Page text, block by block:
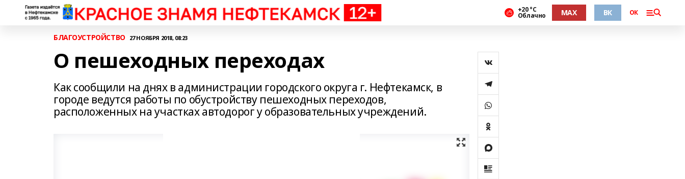
+20 °С
Облачно MAX ВК ОК
БЛАГОУСТРОЙСТВО 27 НОЯБРЯ 2018, 08:23
О пешеходных переходах
Как сообщили на днях в администрации городского округа г. Нефтекамск, в
городе ведутся работы по обустройству пешеходных переходов,
расположенных на участках автодорог у образовательных учреждений.